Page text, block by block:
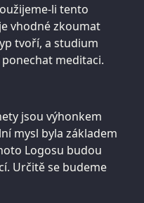
li tento
vhodné zkoumat
tvoří, a studium
meditaci.
jsou výhonkem
mysl byla základem
Logosu budou
Určitě se budeme